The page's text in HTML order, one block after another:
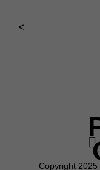
<
Copyright